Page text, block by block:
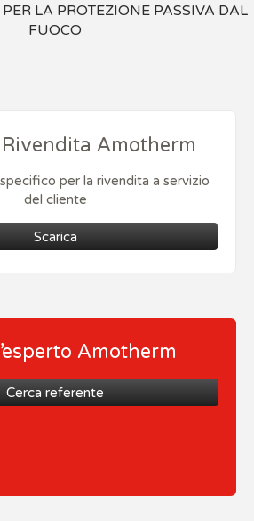
LA PROTEZIONE PASSIVA DAL
FUOCO
Amotherm
per la rivendita a servizio
del cliente
Scarica
Amotherm
Cerca referente